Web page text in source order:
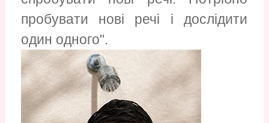
пробувати нові речі і дослідити
один одного".